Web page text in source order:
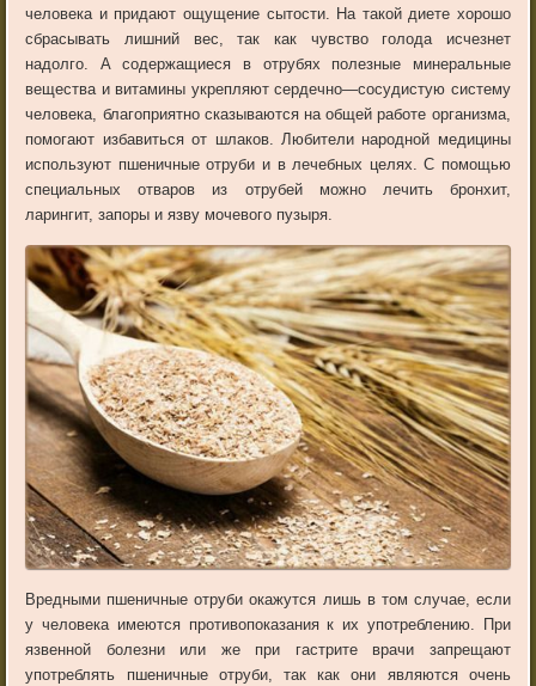
человека и придают ощущение сытости. На такой диете хорошо
сбрасывать
лишний вес,так как чувство голода
исчезнет
надолго. А содержащиеся в отрубях полезные
минеральные
вещества и витамины укрепляют сердечно—сосудистую систему
человека, благоприятно сказываются на общей работе организма,
помогают избавиться от шлаков. Любители народной медицины
используют пшеничные отруби и в лечебных целях.С помощью
специальных
отваров из отрубей можно лечить бронхит,
ларингит,запоры и язву мочевого пузыря.
Вредными пшеничные отруби окажутся лишь в том случае, если
у человека имеются противопоказания к их употреблению. При
язвенной
болезни или же при гастрите врачи
запрещают
употреблять
пшеничные отруби, так как они являются
очень